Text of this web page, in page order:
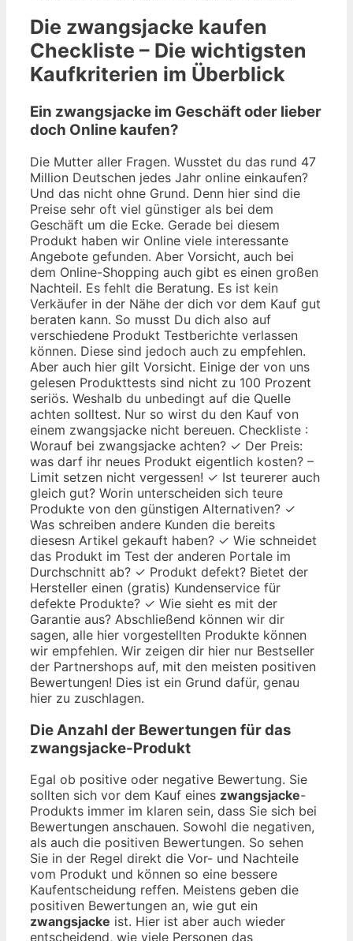
Die zwangsjacke kaufen
Checkliste – Die wichtigsten
Kaufkriterien im Überblick
Ein zwangsjacke im Geschäft oder lieber
doch Online kaufen?
Die Mutter aller Fragen. Wusstet du das rund 47
Million Deutschen jedes Jahr online einkaufen?
Und das nicht ohne Grund. Denn hier sind die
Preise sehr oft viel günstiger als bei dem
Geschäft um die Ecke. Gerade bei diesem
Produkt haben wir Online viele interessante
Angebote gefunden. Aber Vorsicht, auch bei
dem Online-Shopping auch gibt es einen großen
Nachteil. Es fehlt die Beratung. Es ist kein
Verkäufer in der Nähe der dich vor dem Kauf gut
beraten kann. So musst Du dich also auf
verschiedene Produkt Testberichte verlassen
können. Diese sind jedoch auch zu empfehlen.
Aber auch hier gilt Vorsicht. Einige der von uns
gelesen Produkttests sind nicht zu 100 Prozent
seriös. Weshalb du unbedingt auf die Quelle
achten solltest. Nur so wirst du den Kauf von
einem zwangsjacke nicht bereuen. Checkliste :
Worauf bei zwangsjacke achten? ✓ Der Preis:
was darf ihr neues Produkt eigentlich kosten? –
Limit setzen nicht vergessen! ✓ Ist teurerer auch
gleich gut? Worin unterscheiden sich teure
Produkte von den günstigen Alternativen? ✓
Was schreiben andere Kunden die bereits
diesesn Artikel gekauft haben? ✓ Wie schneidet
das Produkt im Test der anderen Portale im
Durchschnitt ab? ✓ Produkt defekt? Bietet der
Hersteller einen (gratis) Kundenservice für
defekte Produkte? ✓ Wie sieht es mit der
Garantie aus? Abschließend können wir dir
sagen, alle hier vorgestellten Produkte können
wir empfehlen. Wir zeigen dir hier nur Bestseller
der Partnershops auf, mit den meisten positiven
Bewertungen! Dies ist ein Grund dafür, genau
hier zu zuschlagen.
Die Anzahl der Bewertungen für das
zwangsjacke-Produkt
Egal ob positive oder negative Bewertung. Sie
sollten sich vor dem Kauf eines zwangsjacke-
Produkts immer im klaren sein, dass Sie sich bei
Bewertungen anschauen. Sowohl die negativen,
als auch die positiven Bewertungen. So sehen
Sie in der Regel direkt die Vor- und Nachteile
vom Produkt und können so eine bessere
Kaufentscheidung reffen. Meistens geben die
positiven Bewertungen an, wie gut ein
zwangsjacke ist. Hier ist aber auch wieder
entscheidend, wie viele Personen das